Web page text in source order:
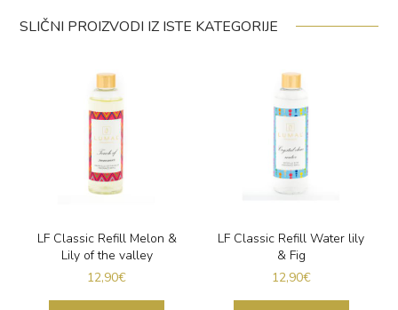
SLIČNI PROIZVODI IZ ISTE KATEGORIJE
LF Classic Refill Melon &
Lily of the valley
12,90€
LF Classic Refill Water lily
& Fig
12,90€